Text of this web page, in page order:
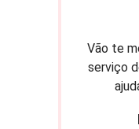
Vão te
serviço